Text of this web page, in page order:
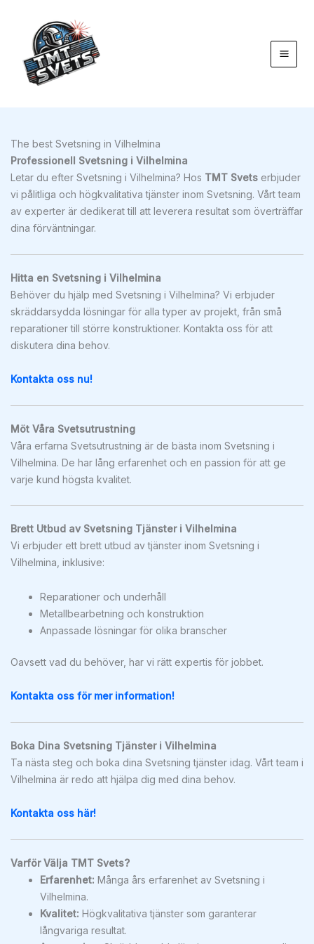
innehåll
The best Svetsning in Vilhelmina
Professionell Svetsning i Vilhelmina
Letar du efter Svetsning i Vilhelmina? Hos TMT Svets erbjuder
vi pålitliga och högkvalitativa tjänster inom Svetsning. Vårt team
av experter är dedikerat till att leverera resultat som överträffar
dina förväntningar.
Hitta en Svetsning i Vilhelmina
Behöver du hjälp med Svetsning i Vilhelmina? Vi erbjuder
skräddarsydda lösningar för alla typer av projekt, från små
reparationer till större konstruktioner. Kontakta oss för att
diskutera dina behov.
Kontakta oss nu!
Möt Våra Svetsutrustning
Våra erfarna Svetsutrustning är de bästa inom Svetsning i
Vilhelmina. De har lång erfarenhet och en passion för att ge
varje kund högsta kvalitet.
Brett Utbud av Svetsning Tjänster i Vilhelmina
Vi erbjuder ett brett utbud av tjänster inom Svetsning i
Vilhelmina, inklusive:
Reparationer och underhåll
Metallbearbetning och konstruktion
Anpassade lösningar för olika branscher
Oavsett vad du behöver, har vi rätt expertis för jobbet.
Kontakta oss för mer information!
Boka Dina Svetsning Tjänster i Vilhelmina
Ta nästa steg och boka dina Svetsning tjänster idag. Vårt team i
Vilhelmina är redo att hjälpa dig med dina behov.
Kontakta oss här!
Varför Välja TMT Svets?
Erfarenhet: Många års erfarenhet av Svetsning i
Vilhelmina.
Kvalitet: Högkvalitativa tjänster som garanterar
långvariga resultat.